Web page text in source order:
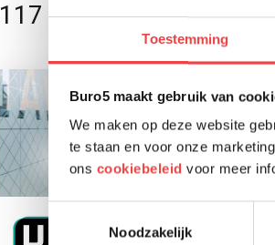
Toestemming
Buro5 maakt gebruik van
We maken op deze website
te staan en voor onze
ons cookiebeleid voor meer
Noodzakelijk
117 werkgevers
Amsterdam